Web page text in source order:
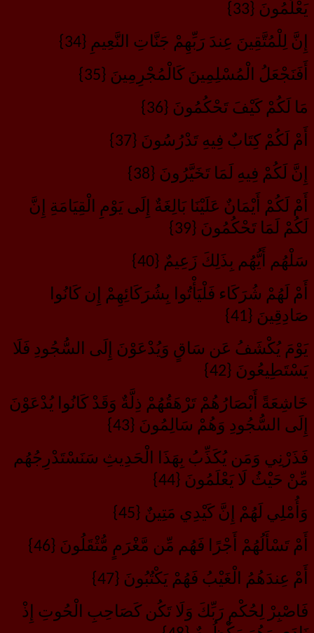
يَعْلَمُونَ {33}
إِنَّ لِلْمُتَّقِينَ عِندَ رَبِّهِمْ جَنَّاتِ النَّعِيمِ {34}
أَفَنَجْعَلُ الْمُسْلِمِينَ كَالْمُجْرِمِينَ {35}
مَا لَكُمْ كَيْفَ تَحْكُمُونَ {36}
أَمْ لَكُمْ كِتَابٌ فِيهِ تَدْرُسُونَ {37}
إِنَّ لَكُمْ فِيهِ لَمَا تَخَيَّرُونَ {38}
أَمْ لَكُمْ أَيْمَانٌ عَلَيْنَا بَالِغَةٌ إِلَى يَوْمِ الْقِيَامَةِ إِنَّ
لَكُمْ لَمَا تَحْكُمُونَ {39}
سَلْهُم أَيُّهُم بِذَلِكَ زَعِيمٌ {40}
أَمْ لَهُمْ شُرَكَاء فَلْيَأْتُوا بِشُرَكَائِهِمْ إِن كَانُوا
صَادِقِينَ {41}
يَوْمَ يُكْشَفُ عَن سَاقٍ وَيُدْعَوْنَ إِلَى السُّجُودِ فَلَا
يَسْتَطِيعُونَ {42}
خَاشِعَةً أَبْصَارُهُمْ تَرْهَقُهُمْ ذِلَّةٌ وَقَدْ كَانُوا يُدْعَوْنَ
إِلَى السُّجُودِ وَهُمْ سَالِمُونَ {43}
فَذَرْنِي وَمَن يُكَذِّبُ بِهَذَا الْحَدِيثِ سَنَسْتَدْرِجُهُم
مِّنْ حَيْثُ لَا يَعْلَمُونَ {44}
وَأُمْلِي لَهُمْ إِنَّ كَيْدِي مَتِينٌ {45}
أَمْ تَسْأَلُهُمْ أَجْرًا فَهُم مِّن مَّغْرَمٍ مُّثْقَلُونَ {46}
أَمْ عِندَهُمُ الْغَيْبُ فَهُمْ يَكْتُبُونَ {47}
فَاصْبِرْ لِحُكْمِ رَبِّكَ وَلَا تَكُن كَصَاحِبِ الْحُوتِ إِذْ